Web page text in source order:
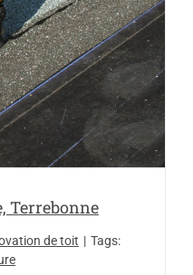
Terrebonne
de toit | Tags: